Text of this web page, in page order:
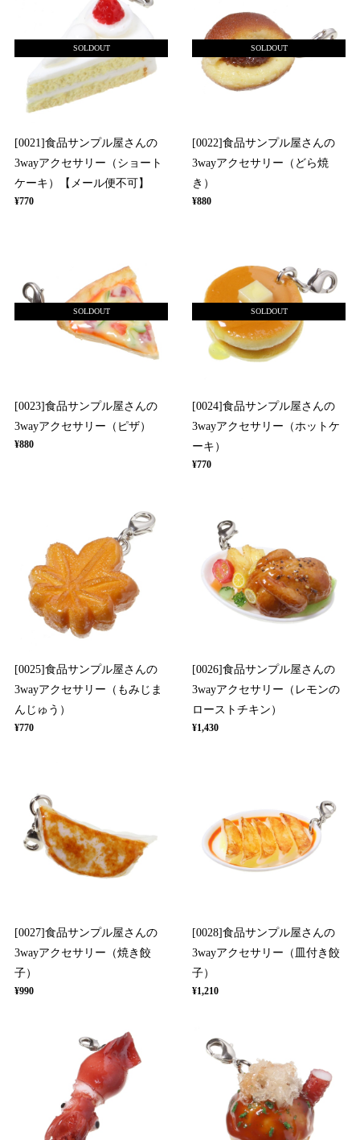
SOLDOUT
[0021]食品サンプル屋さんの
3wayアクセサリー（ショート
ケーキ）【メール便不可】
¥770
SOLDOUT
[0022]食品サンプル屋さんの
3wayアクセサリー（どら焼
き）
¥880
SOLDOUT
[0023]食品サンプル屋さんの
3wayアクセサリー（ピザ）
¥880
SOLDOUT
[0024]食品サンプル屋さんの
3wayアクセサリー（ホットケ
ーキ）
¥770
[0025]食品サンプル屋さんの
3wayアクセサリー（もみじま
んじゅう）
¥770
[0026]食品サンプル屋さんの
3wayアクセサリー（レモンの
ローストチキン）
¥1,430
[0027]食品サンプル屋さんの
3wayアクセサリー（焼き餃
子）
¥990
[0028]食品サンプル屋さんの
3wayアクセサリー（皿付き餃
子）
¥1,210